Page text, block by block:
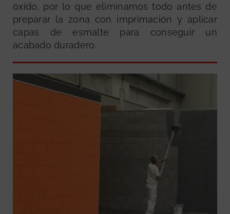
óxido, por lo que eliminamos todo antes de
preparar la zona con imprimación y aplicar
capas de esmalte para conseguir un
acabado duradero.